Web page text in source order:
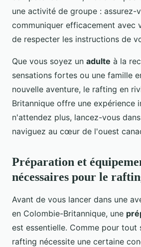
une activité de groupe : assurez-
communiquer efficacement avec
de respecter les instructions de
Que vous soyez un adulte à la
sensations fortes ou une famille
nouvelle aventure, le rafting en
Britannique offre une expérience
n'attendez plus, lancez-vous
naviguez au cœur de l'ouest
Préparation et
nécessaires pour le
Avant de vous lancer dans une
en Colombie-Britannique, une
est essentielle. Comme pour tout
rafting nécessite une certaine